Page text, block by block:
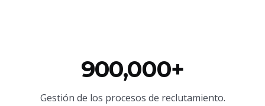
900,000+
Gestión de los procesos de reclutamiento.